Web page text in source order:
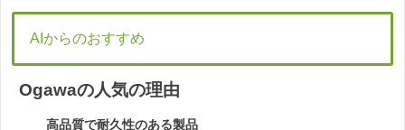
AIからのおすすめ
Ogawaの人気の理由
高品質で耐久性のある製品